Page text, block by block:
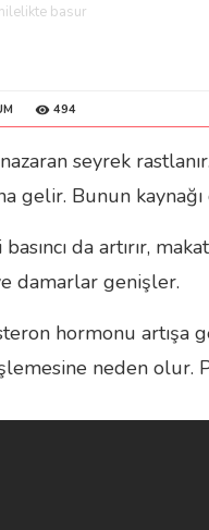
basur
494
seyrek
gelir. Bunun kaynağı
da artırır,
damarlar genişler.
hormonu artışa
neden